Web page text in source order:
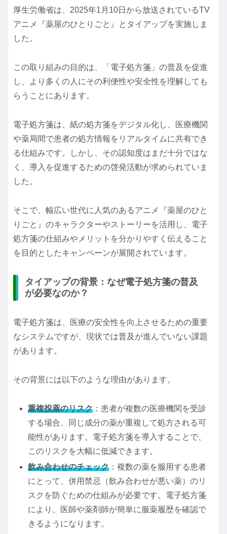
厚生労働省は、2025年1月10日から放送されているTV
アニメ『薬屋のひとりごと』とタイアップを実施しま
した。
この取り組みの目的は、「電子処方箋」の普及を促進
し、より多くの人にその利便性や安全性を理解しても
らうことにあります。
電子処方箋は、紙の処方箋をデジタル化し、医療機関
や薬局間で患者の処方情報をリアルタイムに共有でき
る仕組みです。しかし、その認知度はまだ十分ではな
く、導入を促進するための啓発活動が求められていま
した。
そこで、幅広い世代に人気のあるアニメ『薬屋のひと
りごと』のキャラクターやストーリーを活用し、電子
処方箋の仕組みやメリットを分かりやすく伝えること
を目的としたキャンペーンが展開されています。
タイアップの背景：なぜ電子処方箋の普及
が必要なのか？
電子処方箋は、医療の安全性を向上させるための重要
なシステムですが、現状では普及が進んでいない課題
があります。
その背景には以下のような理由があります。
重複投薬のリスク ：患者が複数の医療機関を受診
する場合、同じ成分の薬が重複して処方される可
能性があります。電子処方箋を導入することで、
このリスクを大幅に低減できます。
飲み合わせのチェック ：複数の薬を服用する患者
にとって、併用禁忌（飲み合わせが悪い薬）のリ
スクを防ぐための仕組みが必要です。電子処方箋
により、医師や薬剤師が簡単に服薬履歴を確認で
きるようになります。